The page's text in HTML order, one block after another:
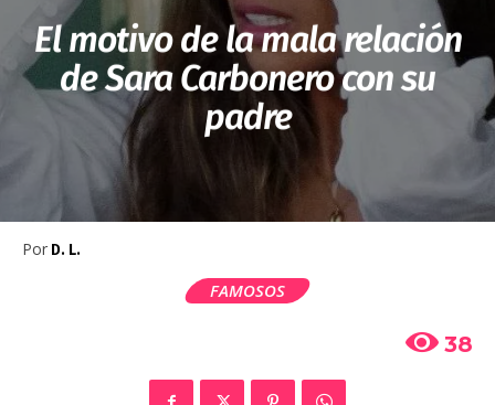
El motivo de la mala relación
de Sara Carbonero con su
padre
Por D. L.
FAMOSOS
38